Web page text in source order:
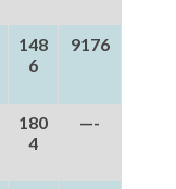
148
6
9176
180
4
—-